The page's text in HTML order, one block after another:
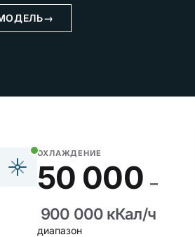
→
ОХЛАЖДЕНИЕ
50 000 –
900 000 кКал/ч
диапазон